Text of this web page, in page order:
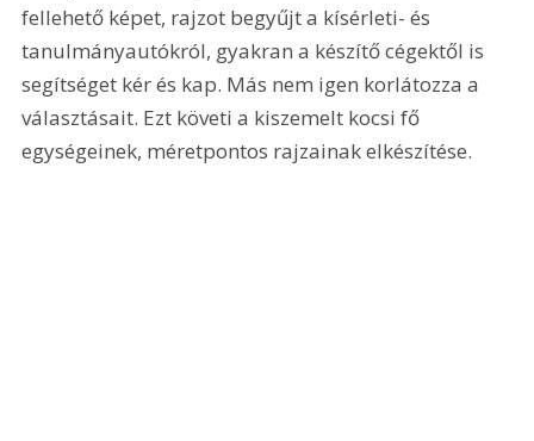
fellehető képet, rajzot begyűjt a kísérleti- és
tanulmányautókról, gyakran a készítő cégektől is
segítséget kér és kap. Más nem igen korlátozza a
választásait. Ezt követi a kiszemelt kocsi fő
egységeinek, méretpontos rajzainak elkészítése.